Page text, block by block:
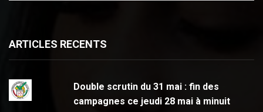
ARTICLES RECENTS
Double scrutin du 31 mai : fin des
campagnes ce jeudi 28 mai à minuit